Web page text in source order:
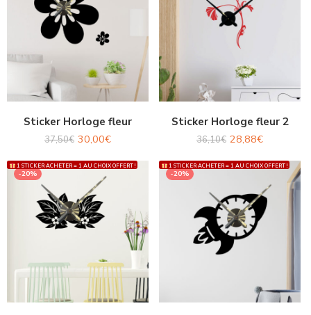
Sticker Horloge fleur
37,50€ 30,00€
Sticker Horloge fleur 2
36,10€ 28,88€
1 STICKER ACHETER = 1 AU CHOIX OFFERT !
-20%
1 STICKER ACHETER = 1 AU CHOIX OFFERT !
-20%